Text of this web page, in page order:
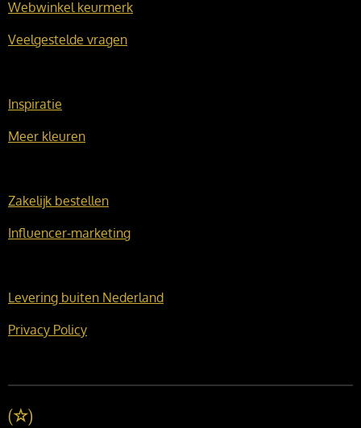
Webwinkel keurmerk
Veelgestelde vragen
Inspiratie
Meer kleuren
Zakelijk bestellen
Influencer-marketing
Levering buiten Nederland
Privacy Policy
(☆)